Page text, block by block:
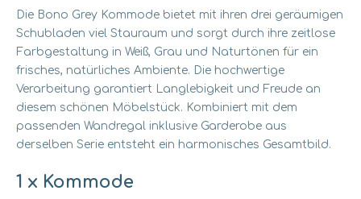
Die Bono Grey Kommode bietet mit ihren drei geräumigen
Schubladen viel Stauraum und sorgt durch ihre zeitlose
Farbgestaltung in Weiß, Grau und Naturtönen für ein
frisches, natürliches Ambiente. Die hochwertige
Verarbeitung garantiert Langlebigkeit und Freude an
diesem schönen Möbelstück. Kombiniert mit dem
passenden Wandregal inklusive Garderobe aus
derselben Serie entsteht ein harmonisches Gesamtbild.
1 x Kommode